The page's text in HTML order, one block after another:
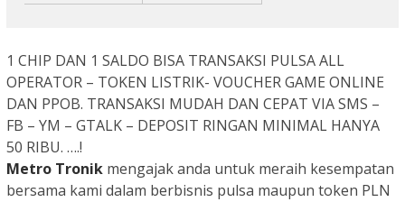
1 CHIP DAN 1 SALDO BISA TRANSAKSI PULSA ALL
OPERATOR – TOKEN LISTRIK- VOUCHER GAME ONLINE
DAN PPOB. TRANSAKSI MUDAH DAN CEPAT VIA SMS –
FB – YM – GTALK – DEPOSIT RINGAN MINIMAL HANYA
50 RIBU. ….!
Metro Tronik mengajak anda untuk meraih kesempatan
bersama kami dalam berbisnis pulsa maupun token PLN